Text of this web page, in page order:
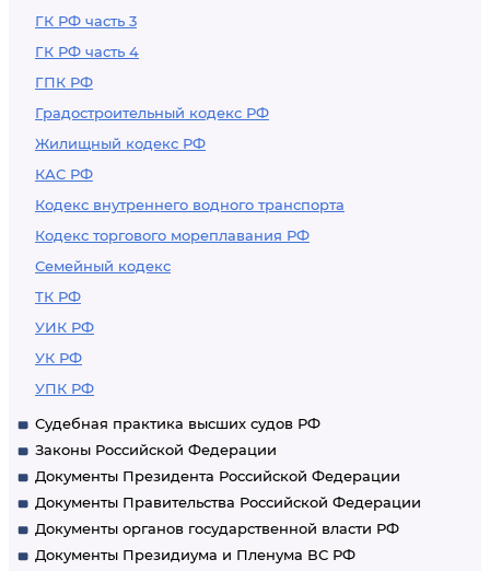
ГК РФ часть 3
ГК РФ часть 4
ГПК РФ
Градостроительный кодекс РФ
Жилищный кодекс РФ
КАС РФ
Кодекс внутреннего водного транспорта
Кодекс торгового мореплавания РФ
Семейный кодекс
ТК РФ
УИК РФ
УК РФ
УПК РФ
Судебная практика высших судов РФ
Законы Российской Федерации
Документы Президента Российской Федерации
Документы Правительства Российской Федерации
Документы органов государственной власти РФ
Документы Президиума и Пленума ВС РФ